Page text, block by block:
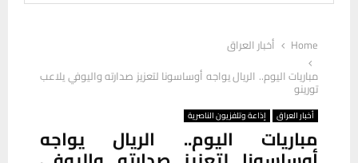
Home
أخبار العراق
مباريات اليوم.. الريال يواجه أوساسونا لتعزيز صدارته واليوفي يلاعب
تورينو
أخبار العراق إذاعة وتلفزيون الناصرية
مباريات اليوم.. الريال يواجه